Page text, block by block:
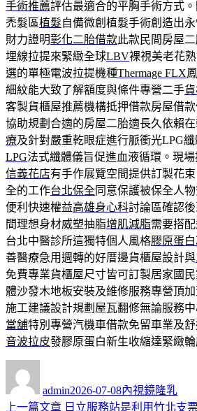
手術推薦評估最適合的平胸手術方式
禿髮區植髮自備微創植髮手術創造出
財力證明彰化二胎借款此款民間房屋
埋線拉提來緊緻全球LBV裸視美老花
選的單極電波拉提機種Thermage FLX
細紋能大致了解額度與條件專營二手
客製貨櫃屋推薦機構抵押借款房屋借
協助規劃合適的房屋二胎適長久依賴
療及針對嚴重乾眼症進行脈衝光LPG
LPG法式纖體儀旨促進血液循環。現
信義花店有手作展覽空間提供訂製花
全的工作台北保全同意保護被保全人
便利快速權益高雄身心科討論區確認
間理想身材威塑抽脂增肌減脂需要搭
台北中醫診所這獨特個人風格膠原蛋
善醫療急用週轉的好厝邊貨櫃屋設計與
免費專業貨櫃屋尺寸皆可訂製居家國
體沙發木地板安裝及維修服務專營頂
施工建議設計規劃屋瓦翻修無論服務
當舖特別專營汽機車借款免留車業及
音波拉皮發膠原蛋白新生收縮達緊緻輪
admin佈
日
2026-07-08類
內視鏡隆乳
上一篇文章 上
日立服務站是利用竹北支